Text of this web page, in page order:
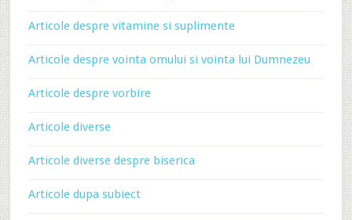
Articole despre vitamine si suplimente
Articole despre vointa omului si vointa lui Dumnezeu
Articole despre vorbire
Articole diverse
Articole diverse despre biserica
Articole dupa subiect